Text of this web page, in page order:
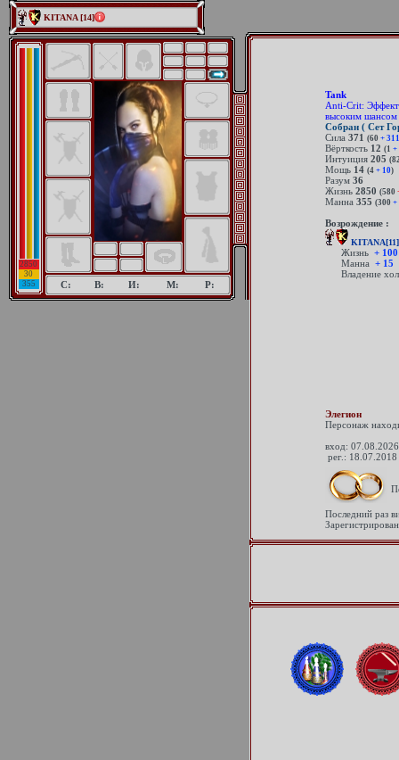
KITANA [14]
2850
30
355
С: В: И: М: Р:
Tank
Anti-Crit:
высоким шансом
Собран ( Сет
Сила 371 (60 + 311
Вёрткость 12 (1 +
Интуиция 205
Мощь 14 (4+ 10)
Разум 36
Жизнь 2850 (580
Манна 355 (300 +
Возрождение :
KITANA[11]
Жизнь + 100
Манна + 15
Владение
Элегион
Персонаж
вход:
рег.: 18.07.2018
Последний раз